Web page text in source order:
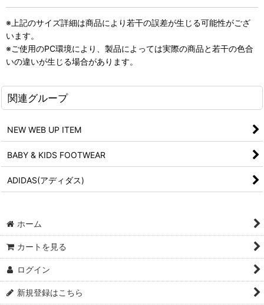
※上記のサイズ詳細は商品により若干の誤差が生じる可能性がござ
います。
※ご使用のPC環境により、製品によっては実際の商品と若干の色合
いの違いが生じる場合があります。
関連グループ
NEW WEB UP ITEM
BABY & KIDS FOOTWEAR
ADIDAS(アディダス)
ホーム
カートを見る
ログイン
新規登録はこちら